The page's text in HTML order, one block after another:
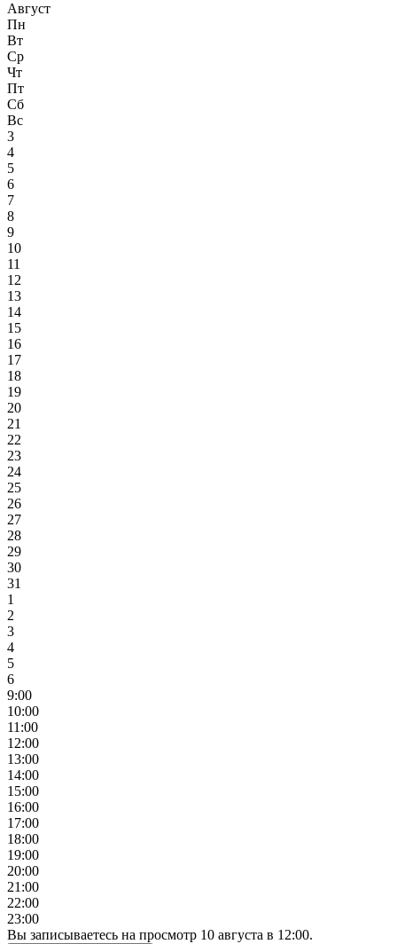
Август
Пн
Вт
Ср
Чт
Пт
Сб
Вс
3
4
5
6
7
8
9
10
11
12
13
14
15
16
17
18
19
20
21
22
23
24
25
26
27
28
29
30
31
1
2
3
4
5
6
9:00
10:00
11:00
12:00
13:00
14:00
15:00
16:00
17:00
18:00
19:00
20:00
21:00
22:00
23:00
Вы записываетесь на просмотр 10 августа в 12:00.